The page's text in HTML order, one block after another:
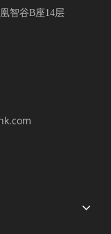
智谷B座14层